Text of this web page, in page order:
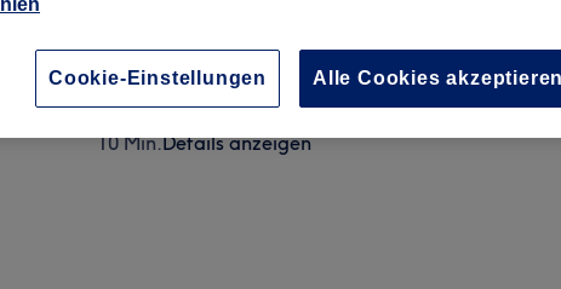
5 Min.Details anzeigen
Damen Waxing - Wangen
10 Min.Details anzeigen
Cookie-Einstellungen Alle Cookies